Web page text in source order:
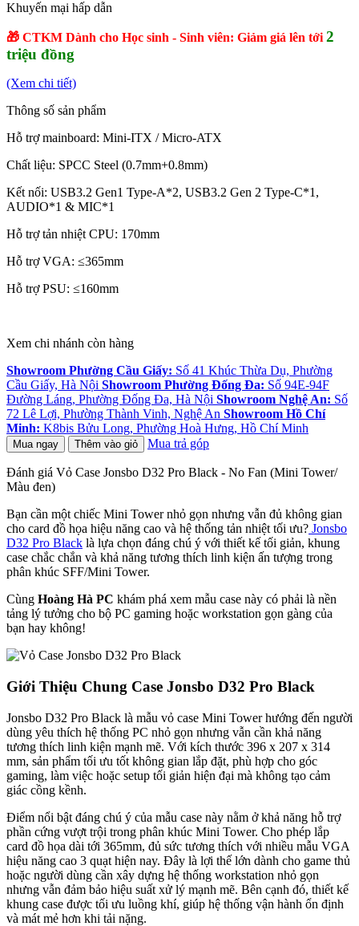
Khuyến mại hấp dẫn
🎁 CTKM Dành cho Học sinh - Sinh viên: Giảm giá lên tới 2
triệu đồng
(Xem chi tiết)
Thông số sản phẩm
Hỗ trợ mainboard: Mini-ITX / Micro-ATX
Chất liệu: SPCC Steel (0.7mm+0.8mm)
Kết nối: USB3.2 Gen1 Type-A*2, USB3.2 Gen 2 Type-C*1,
AUDIO*1 & MIC*1
Hỗ trợ tản nhiệt CPU: 170mm
Hỗ trợ VGA: ≤365mm
Hỗ trợ PSU: ≤160mm
Xem chi nhánh còn hàng
Showroom Phường Cầu Giấy: Số 41 Khúc Thừa Dụ, Phường
Cầu Giấy, Hà Nội Showroom Phường Đống Đa: Số 94E-94F
Đường Láng, Phường Đống Đa, Hà Nội Showroom Nghệ An: Số
72 Lê Lợi, Phường Thành Vinh, Nghệ An Showroom Hồ Chí
Minh: K8bis Bửu Long, Phường Hoà Hưng, Hồ Chí Minh
Mua ngay Thêm vào giỏ Mua trả góp
Đánh giá Vỏ Case Jonsbo D32 Pro Black - No Fan (Mini Tower/
Màu đen)
Bạn cần một chiếc Mini Tower nhỏ gọn nhưng vẫn đủ không gian
cho card đồ họa hiệu năng cao và hệ thống tản nhiệt tối ưu? Jonsbo
D32 Pro Black là lựa chọn đáng chú ý với thiết kế tối giản, khung
case chắc chắn và khả năng tương thích linh kiện ấn tượng trong
phân khúc SFF/Mini Tower.
Cùng Hoàng Hà PC khám phá xem mẫu case này có phải là nền
tảng lý tưởng cho bộ PC gaming hoặc workstation gọn gàng của
bạn hay không!
Giới Thiệu Chung Case Jonsbo D32 Pro Black
Jonsbo D32 Pro Black là mẫu vỏ case Mini Tower hướng đến người
dùng yêu thích hệ thống PC nhỏ gọn nhưng vẫn cần khả năng
tương thích linh kiện mạnh mẽ. Với kích thước 396 x 207 x 314
mm, sản phẩm tối ưu tốt không gian lắp đặt, phù hợp cho góc
gaming, làm việc hoặc setup tối giản hiện đại mà không tạo cảm
giác cồng kềnh.
Điểm nổi bật đáng chú ý của mẫu case này nằm ở khả năng hỗ trợ
phần cứng vượt trội trong phân khúc Mini Tower. Cho phép lắp
card đồ họa dài tới 365mm, đủ sức tương thích với nhiều mẫu VGA
hiệu năng cao 3 quạt hiện nay. Đây là lợi thế lớn dành cho game thủ
hoặc người dùng cần xây dựng hệ thống workstation nhỏ gọn
nhưng vẫn đảm bảo hiệu suất xử lý mạnh mẽ. Bên cạnh đó, thiết kế
khung case được tối ưu luồng khí, giúp hệ thống vận hành ổn định
và mát mẻ hơn khi tải nặng.